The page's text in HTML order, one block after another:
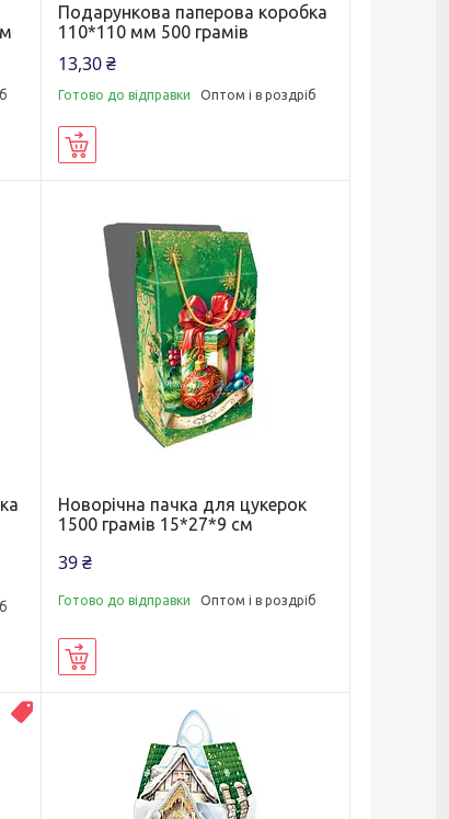
Подарункова паперова коробка
110*110 мм 500 грамів
13,30 ₴
Готово до відправки Оптом і в роздріб
Новорічна пачка для цукерок
1500 грамів 15*27*9 см
39 ₴
Готово до відправки Оптом і в роздріб
ВЛАСНЕ ВИРОБНИЦТВО